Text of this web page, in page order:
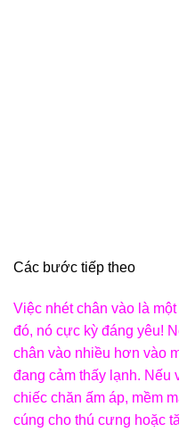
Các bước tiếp theo
Việc nhét chân vào là
đó, nó cực kỳ đáng yêu!
chân vào nhiều hơn vào
đang cảm thấy lạnh. Nếu
chiếc chăn ấm áp, mềm
cúng cho thú cưng hoặc